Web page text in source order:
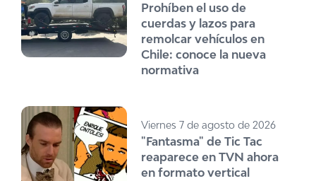
Prohíben el uso de
cuerdas y lazos para
remolcar vehículos en
Chile: conoce la nueva
normativa
Viernes 7 de agosto de 2026
"Fantasma" de Tic Tac
reaparece en TVN ahora
en formato vertical